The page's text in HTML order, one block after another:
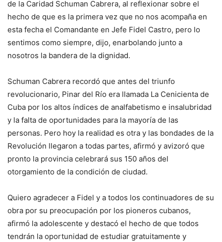
de la Caridad Schuman Cabrera, al reflexionar sobre el
hecho de que es la primera vez que no nos acompaña en
esta fecha el Comandante en Jefe Fidel Castro, pero lo
sentimos como siempre, dijo, enarbolando junto a
nosotros la bandera de la dignidad.
Schuman Cabrera recordó que antes del triunfo
revolucionario, Pinar del Río era llamada La Cenicienta de
Cuba por los altos índices de analfabetismo e insalubridad
y la falta de oportunidades para la mayoría de las
personas. Pero hoy la realidad es otra y las bondades de la
Revolución llegaron a todas partes, afirmó y avizoró que
pronto la provincia celebrará sus 150 años del
otorgamiento de la condición de ciudad.
Quiero agradecer a Fidel y a todos los continuadores de su
obra por su preocupación por los pioneros cubanos,
afirmó la adolescente y destacó el hecho de que todos
tendrán la oportunidad de estudiar gratuitamente y